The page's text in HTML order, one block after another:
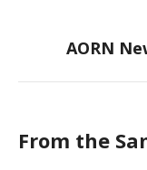
AORN
From the